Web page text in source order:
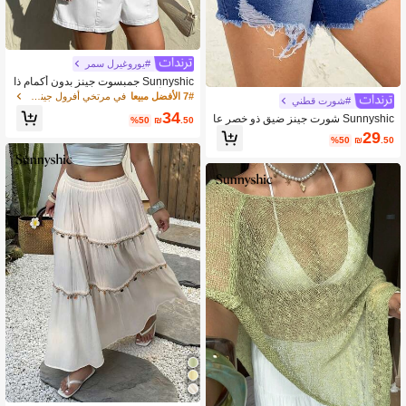
#شورت قطني
Sunnyshic شورت جينز ضيق ذو خصر عا
لي وحافة مبتورة غير متماثلة
₪29.50
%50
#يوروغيرل سمر
Sunnyshic جمبسوت جينز بدون أكمام ذا
ت لون أحادي، وصول جديد للصيف
7# الأفضل مبيعا
₪34.50
%50